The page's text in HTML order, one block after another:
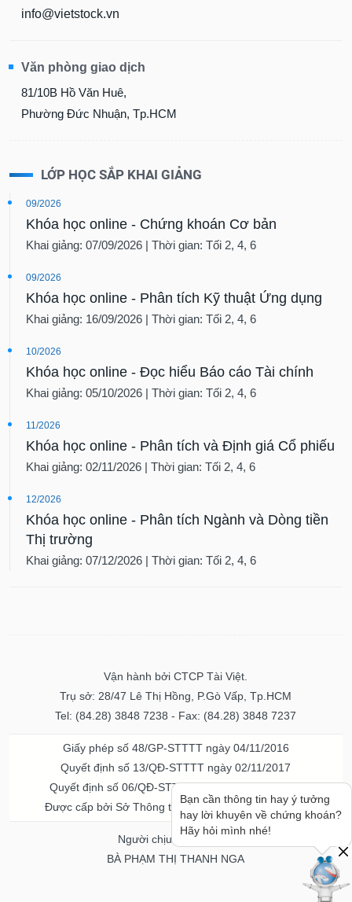
info@vietstock.vn
Văn phòng giao dịch
81/10B Hồ Văn Huê,
Phường Đức Nhuận, Tp.HCM
LỚP HỌC SẮP KHAI GIẢNG
09/2026
Khóa học online - Chứng khoán Cơ bản
Khai giảng: 07/09/2026 | Thời gian: Tối 2, 4, 6
09/2026
Khóa học online - Phân tích Kỹ thuật Ứng dụng
Khai giảng: 16/09/2026 | Thời gian: Tối 2, 4, 6
10/2026
Khóa học online - Đọc hiểu Báo cáo Tài chính
Khai giảng: 05/10/2026 | Thời gian: Tối 2, 4, 6
11/2026
Khóa học online - Phân tích và Định giá Cổ phiếu
Khai giảng: 02/11/2026 | Thời gian: Tối 2, 4, 6
12/2026
Khóa học online - Phân tích Ngành và Dòng tiền
Thị trường
Khai giảng: 07/12/2026 | Thời gian: Tối 2, 4, 6
Vận hành bởi CTCP Tài Việt.
Trụ sở: 28/47 Lê Thị Hồng, P.Gò Vấp, Tp.HCM
Tel: (84.28) 3848 7238 - Fax: (84.28) 3848 7237
Giấy phép số 48/GP-STTTT ngày 04/11/2016
Quyết định số 13/QĐ-STTTT ngày 02/11/2017
Quyết định số 06/QĐ-STTTT-ICP ngày 20/07/2023
Được cấp bởi Sở Thông tin và Truyền thông TPHCM
Người chịu trách nhiệm
BÀ PHẠM THỊ THANH NGA
Bạn cần thông tin hay ý tưởng
hay lời khuyên về chứng khoán?
Hãy hỏi mình nhé!